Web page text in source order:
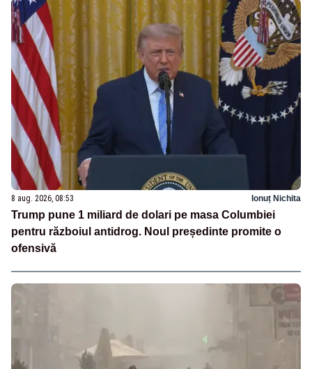
8 aug. 2026, 08:53 Ionuț Nichita
Trump pune 1 miliard de dolari pe masa Columbiei
pentru războiul antidrog. Noul președinte promite o
ofensivă